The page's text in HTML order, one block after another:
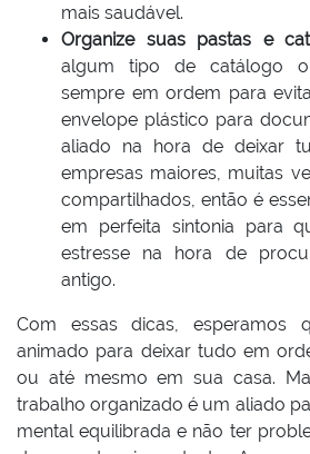
mais saudável.
Organize suas pastas e
algum tipo de catálogo
sempre em ordem para
envelope plástico para
aliado na hora de deixar
empresas maiores, muitas
compartilhados, então é
em perfeita sintonia para
estresse na hora de
antigo.
Com essas dicas, esperamos
animado para deixar tudo em
ou até mesmo em sua casa.
trabalho organizado é um aliado
mental equilibrada e não ter